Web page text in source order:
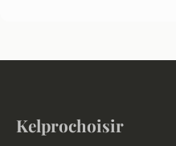
Kelprochoisir